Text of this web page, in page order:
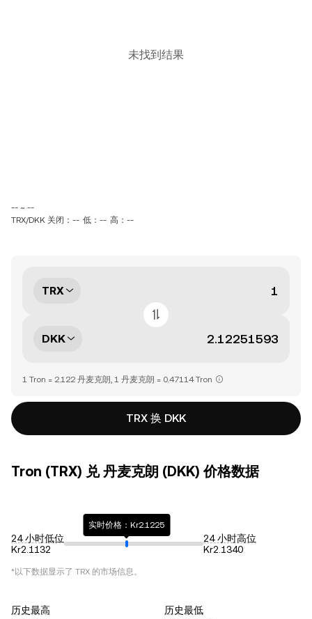
未找到结果
-- ~ --
TRX/DKK 关闭：-- 低：-- 高：--
TRX
DKK
1 Tron = 2.122 丹麦克朗, 1 丹麦克朗 = 0.47114 Tron
TRX 换 DKK
Tron (TRX) 兑 丹麦克朗 (DKK) 价格数据
24 小时低位
Kr2.1132
实时价格：Kr2.1225
24 小时高位
Kr2.1340
*以下数据显示了 TRX 的市场信息。
历史最高
历史最低